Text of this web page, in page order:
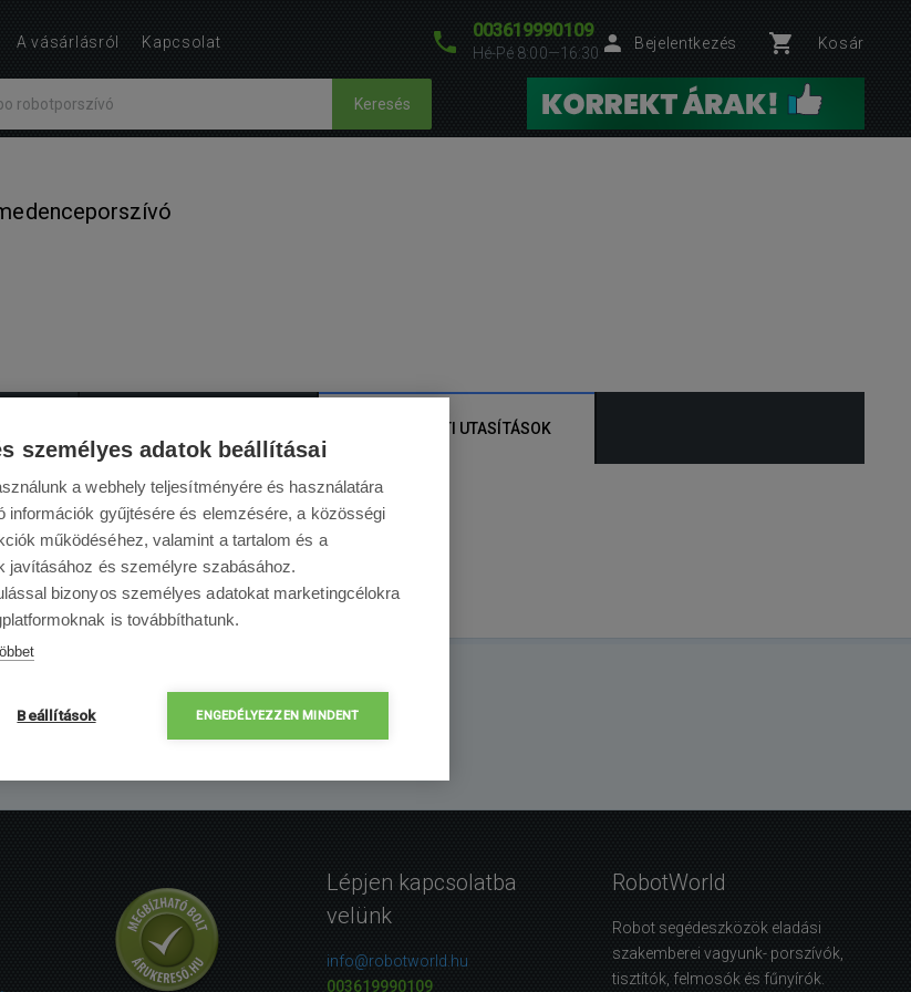
003619990109
Hé-Pé 8:00—16:30
Bejelentkezés Kosár
Keresés
HASZNÁLATI UTASÍTÁSOK
Érdekelheti Önt
A vásárlásról Kapcsolat
Lépjen kapcsolatba
velünk
info@robotworld.hu
003619990109
RobotWorld
Robot segédeszközök eladási
szakemberei vagyunk- porszívók,
tisztítók, felmosók és fűnyírók.
személyes adatok beállításai
a webhely teljesítményére és használatára
információk gyűjtésére és elemzésére, a közösségi
működéséhez, valamint a tartalom és a
javításához és személyre szabásához.
bizonyos személyes adatokat marketingcélokra
is továbbíthatunk.
Beállítások ENGEDÉLYEZZEN MINDENT